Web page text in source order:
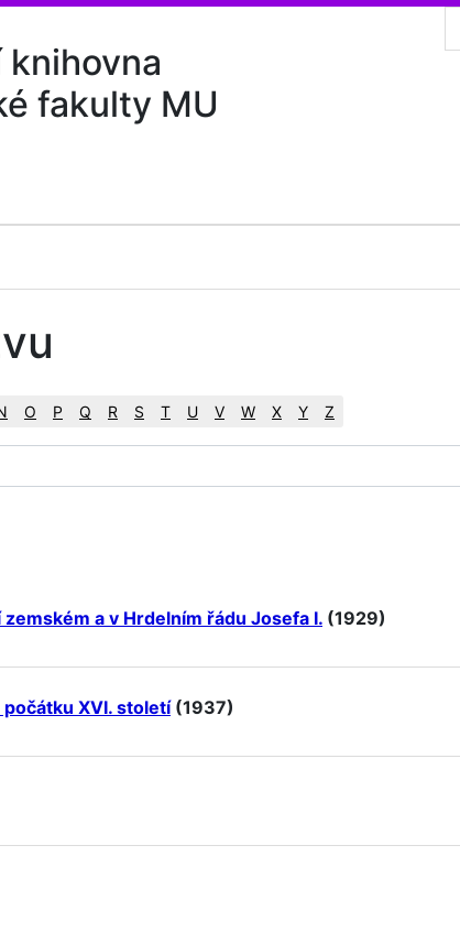
fakulty MU
O P Q R S T U V W X Y Z
a v Hrdelním řádu Josefa I. (1929)
XVI. století(1937)